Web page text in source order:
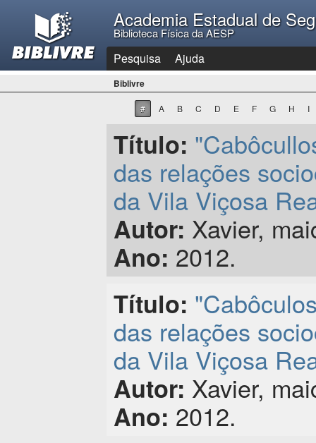
Academia Estadual de
Biblioteca Física da AESP
Pesquisa Ajuda
Biblivre
# A B C D E F G H I
Título:
das relações
da Vila Viçosa
Autor: Xavier,
Ano: 2012.
Título:
das relações
da Vila Viçosa
Autor: Xavier,
Ano: 2012.